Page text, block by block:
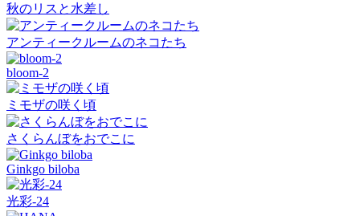
秋のリスと水差し
アンティークルームのネコたち
bloom-2
ミモザの咲く頃
さくらんぼをおでこに
Ginkgo biloba
光彩-24